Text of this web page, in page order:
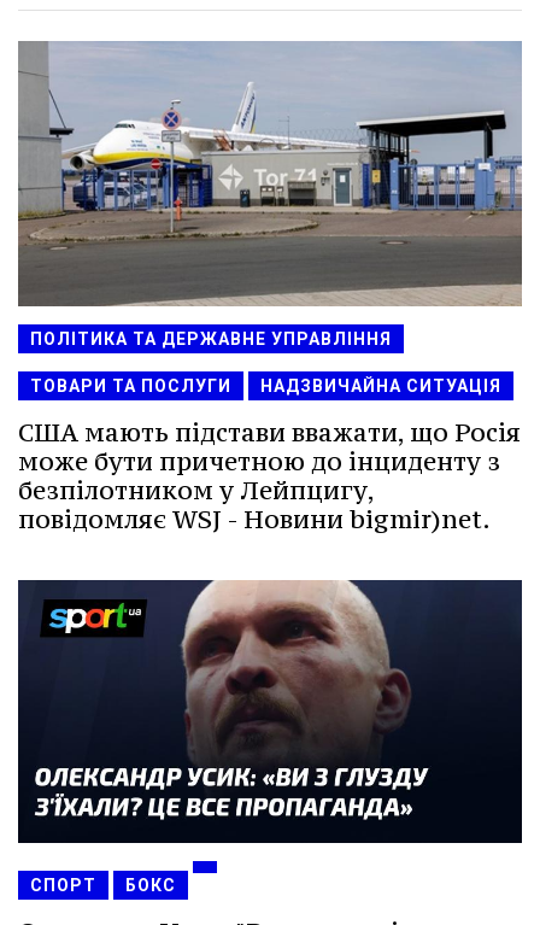
ПОЛІТИКА ТА ДЕРЖАВНЕ УПРАВЛІННЯ
ТОВАРИ ТА ПОСЛУГИ НАДЗВИЧАЙНА СИТУАЦІЯ
США мають підстави вважати, що Росія
може бути причетною до інциденту з
безпілотником у Лейпцигу,
повідомляє WSJ - Новини bigmir)net.
СПОРТ БОКС